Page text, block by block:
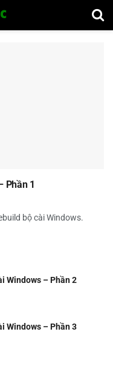
Phần 1
bộ cài Windows.
Windows – Phần 2
Windows – Phần 3